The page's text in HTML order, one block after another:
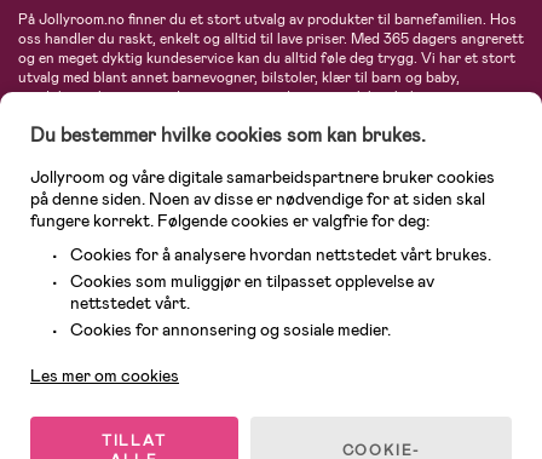
På Jollyroom.no finner du et stort utvalg av produkter til barnefamilien. Hos
oss handler du raskt, enkelt og alltid til lave priser. Med 365 dagers angrerett
og en meget dyktig kundeservice kan du alltid føle deg trygg. Vi har et stort
utvalg med blant annet barnevogner, bilstoler, klær til barn og baby,
produkter til mor, mengder av inspirerende interiør, leker, babyustyr og mye
Maxi-Cosi, Baby Jogger, BabyBjörn, Didriksons, KidKraft, Ergobaby, Philips
største nettbutikk for barn og baby!
Du bestemmer hvilke cookies som kan brukes.
Jollyroom og våre digitale samarbeidspartnere bruker cookies
på denne siden. Noen av disse er nødvendige for at siden skal
fungere korrekt. Følgende cookies er valgfrie for deg:
Cookies for å analysere hvordan nettstedet vårt brukes.
Cookies som muliggjør en tilpasset opplevelse av
nettstedet vårt.
Cookies for annonsering og sosiale medier.
Les mer om cookies
TILLAT
COOKIE-